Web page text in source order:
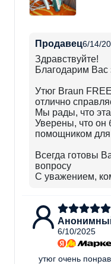
Продавец6/14/
Здравствуйте!​
Благодарим Вас
Утюг Braun
отлично
Мы рады, что
Уверены, что он
помощником
Всегда готовы
вопросу
С уважением,
6/10/2025
утюг очень